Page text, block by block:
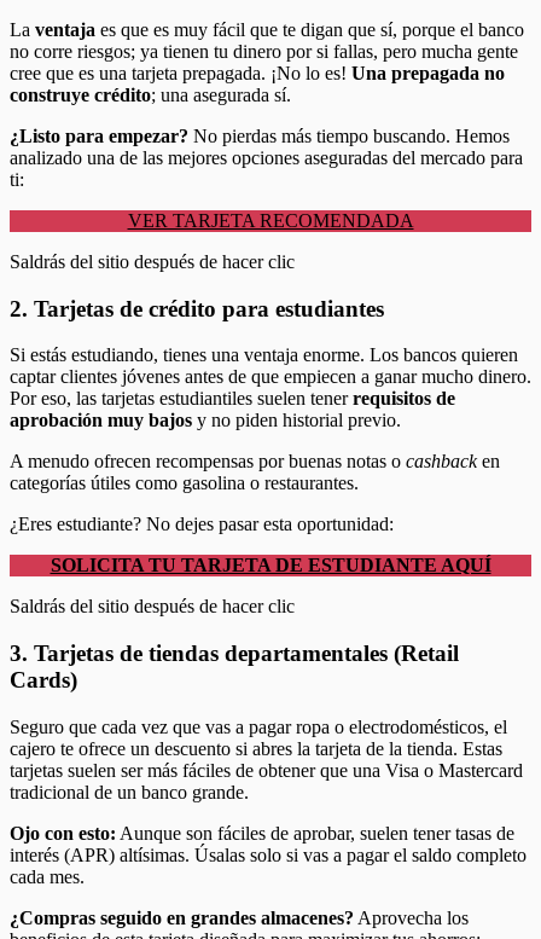
La ventaja es que es muy fácil que te digan que sí, porque el banco
no corre riesgos; ya tienen tu dinero por si fallas, pero mucha gente
cree que es una tarjeta prepagada. ¡No lo es! Una prepagada no
construye crédito; una asegurada sí.
¿Listo para empezar? No pierdas más tiempo buscando. Hemos
analizado una de las mejores opciones aseguradas del mercado para
ti:
VER TARJETA RECOMENDADA
Saldrás del sitio después de hacer clic
2. Tarjetas de crédito para estudiantes
Si estás estudiando, tienes una ventaja enorme. Los bancos quieren
captar clientes jóvenes antes de que empiecen a ganar mucho dinero.
Por eso, las tarjetas estudiantiles suelen tenerrequisitos de
aprobación muy bajos y no piden historial previo.
A menudo ofrecen recompensas por buenas notas o cashbacken
categorías útiles como gasolina o restaurantes.
¿Eres estudiante? No dejes pasar esta oportunidad:
SOLICITA TU TARJETA DE ESTUDIANTE AQUÍ
Saldrás del sitio después de hacer clic
3. Tarjetas de tiendas departamentales (Retail
Cards)
Seguro que cada vez que vas a pagar ropa o electrodomésticos, el
cajero te ofrece un descuento si abres la tarjeta de la tienda. Estas
tarjetas suelen ser más fáciles de obtener que una Visa o Mastercard
tradicional de un banco grande.
Ojo con esto: Aunque son fáciles de aprobar, suelen tener tasas de
interés (APR) altísimas. Úsalas solo si vas a pagar el saldo completo
cada mes.
¿Compras seguido en grandes almacenes? Aprovecha los